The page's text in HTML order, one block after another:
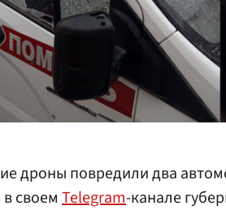
дроны повредили два
своем Telegram-канале